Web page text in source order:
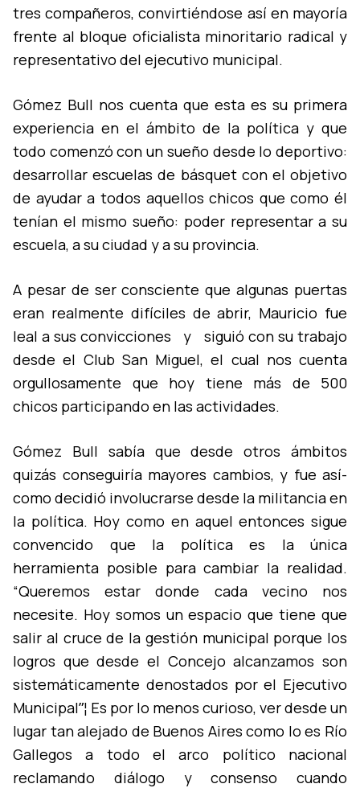
tres compañeros, convirtiéndose así­ en mayorí­a
frente al bloque oficialista minoritario radical y
representativo del ejecutivo municipal.
Gómez Bull nos cuenta que esta es su primera
experiencia en el ámbito de la polí­tica y que
todo comenzó con un sueño desde lo deportivo:
desarrollar escuelas de básquet con el objetivo
de ayudar a todos aquellos chicos que como él
tení­an el mismo sueño: poder representar a su
escuela, a su ciudad y a su provincia.
A pesar de ser consciente que algunas puertas
eran realmente difí­ciles de abrir, Mauricio fue
leal a sus convicciones y siguió con su trabajo
desde el Club San Miguel, el cual nos cuenta
orgullosamente que hoy tiene más de 500
chicos participando en las actividades.
Gómez Bull sabí­a que desde otros ámbitos
quizás conseguirí­a mayores cambios, y fue así­
como decidió involucrarse desde la militancia en
la polí­tica. Hoy como en aquel entonces sigue
convencido que la polí­tica es la única
herramienta posible para cambiar la realidad.
“Queremos estar donde cada vecino nos
necesite. Hoy somos un espacio que tiene que
salir al cruce de la gestión municipal porque los
logros que desde el Concejo alcanzamos son
sistemáticamente denostados por el Ejecutivo
Municipalˮ¦ Es por lo menos curioso, ver desde un
lugar tan alejado de Buenos Aires como lo es Rí­o
Gallegos a todo el arco polí­tico nacional
reclamando diálogo y consenso cuando